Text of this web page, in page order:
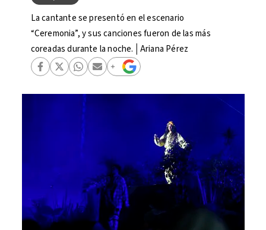
La cantante se presentó en el escenario
“Ceremonia”, y sus canciones fueron de las más
coreadas durante la noche.│Ariana Pérez